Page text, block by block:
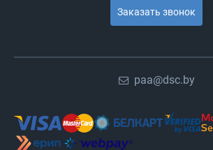
Заказать звонок
paa@dsc.by